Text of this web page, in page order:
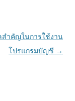
สำคัญในการใช้งาน
โปรแกรมบัญชี →